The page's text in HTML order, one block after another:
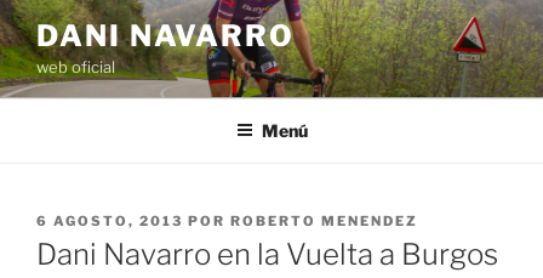
Saltar
al
contenido
DANI NAVARRO
web oficial
Menú
PUBLICADO
EL
6 AGOSTO, 2013 POR ROBERTO MENENDEZ
Dani Navarro en la Vuelta a Burgos